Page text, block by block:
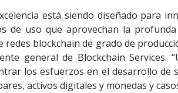
está siendo diseñado para
de uso que aprovechan la
redes blockchain de grado de
general de Blockchain Services.
los esfuerzos en el desarrollo de
activos digitales y monedas y